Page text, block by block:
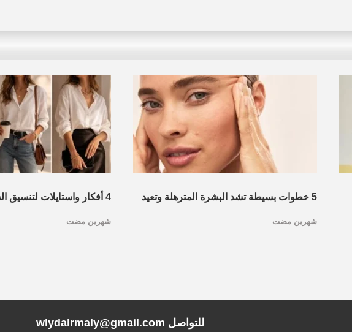
5 خطوات بسيطة تشد البشرة المترهلة وتعيد
شهرين مضت
4 أفكار واستايلات
شهرين مضت
للتواصل wlydalrmaly@gmail.com